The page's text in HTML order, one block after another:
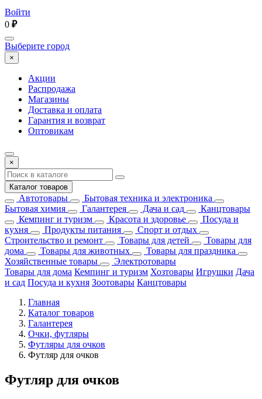
Войти
0 ₽
Выберите город
×
Акции
Распродажа
Магазины
Доставка и оплата
Гарантия и возврат
Оптовикам
×
Каталог товаров
Автотовары
Бытовая техника и электроника
Бытовая химия
Галантерея Дача и сад
Канцтовары
Кемпинг и туризм
Красота и здоровье
Посуда и
кухня
Продукты питания
Спорт и отдых
Строительство и ремонт
Товары для детей
Товары для
дома
Товары для животных
Товары для праздника
Хозяйственные товары
Электротовары
Товары для дома Кемпинг и туризм Хозтовары Игрушки Дача
и сад Посуда и кухня Зоотовары Канцтовары
Главная
Каталог товаров
Галантерея
Очки, футляры
Футляры для очков
Футляр для очков
Футляр для очков